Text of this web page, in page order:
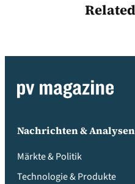
Nachrichten & Analysen
Märkte & Politik
Technologie & Produkte